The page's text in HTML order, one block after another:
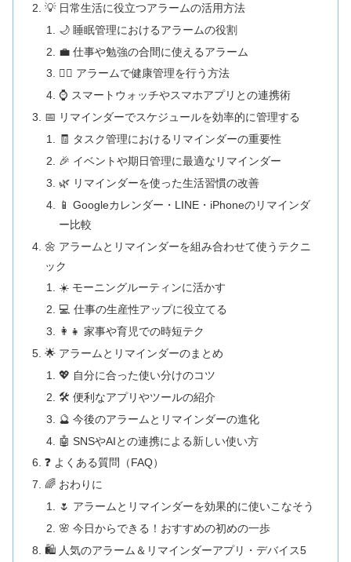
💡 日常生活に役立つアラームの活用方法
🌙 睡眠管理におけるアラームの役割
💼 仕事や勉強の合間に使えるアラーム
🧘‍♀️ アラームで健康管理を行う方法
⌚ スマートウォッチやスマホアプリとの連携術
📅 リマインダーでスケジュールを効率的に管理する
🧾 タスク管理におけるリマインダーの重要性
🎉 イベントや期日管理に最適なリマインダー
🌿 リマインダーを使った生活習慣の改善
📱 Googleカレンダー・LINE・iPhoneのリマインダ
ー比較
🌼 アラームとリマインダーを組み合わせて使うテクニ
ック
☀️ モーニングルーティンに活かす
💻 仕事の生産性アップに役立てる
👩‍👧 家事や育児での時短テク
🌟 アラームとリマインダーのまとめ
💖 自分に合った使い分けのコツ
🛠️ 便利なアプリやツールの紹介
🔮 今後のアラームとリマインダーの進化
🤖 SNSやAIとの連携による新しい使い方
❓ よくある質問（FAQ）
🌈 おわりに
🌷 アラームとリマインダーを効果的に使いこなそう
🌸 今日からできる！おすすめの初めの一歩
🛍️ 人気のアラーム＆リマインダーアプリ・デバイス5